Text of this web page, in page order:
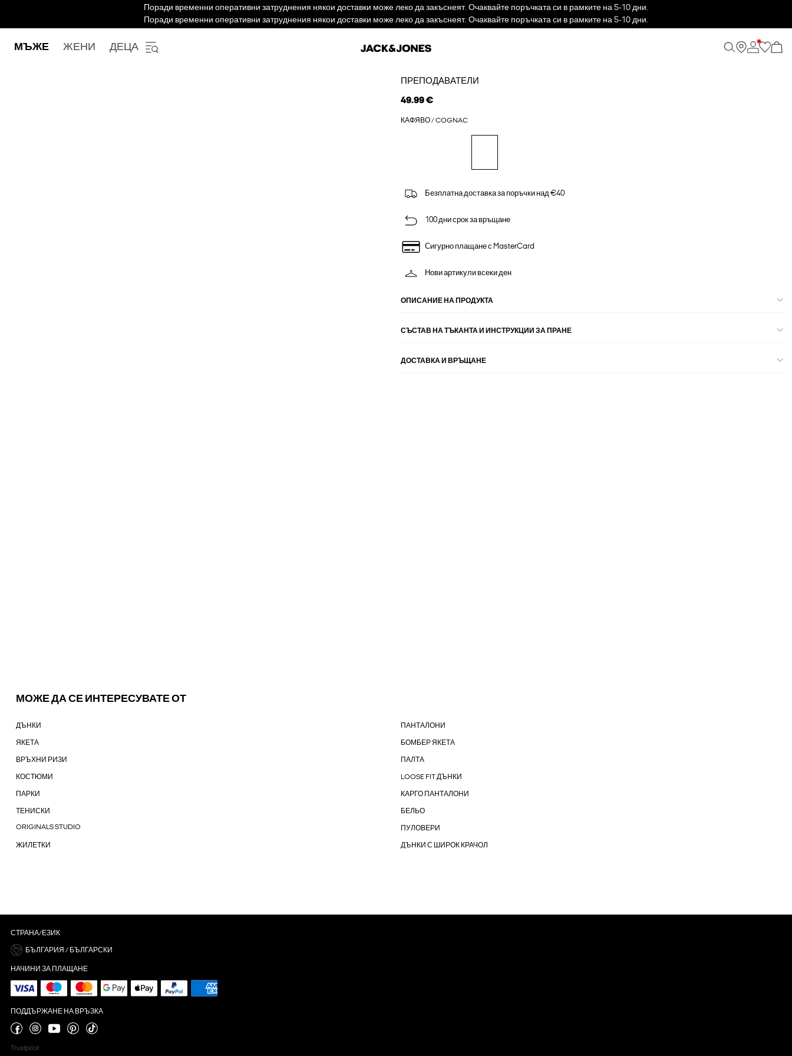
Поради временни оперативни затруднения някои доставки може леко да закъснеят. Очаквайте поръчката си в рамките на 5-10 дни.
Поради временни оперативни затруднения някои доставки може леко да закъснеят. Очаквайте поръчката си в рамките на 5-10 дни.
МЪЖЕ ЖЕНИ ДЕЦА
ПРЕПОДАВАТЕЛИ
49.99 €
КАФЯВО / COGNAC
Безплатна доставка за поръчки над €40
100 дни срок за връщане
Сигурно плащане с MasterCard
Нови артикули всеки ден
ОПИСАНИЕ НА ПРОДУКТА
СЪСТАВ НА ТЪКАНТА И ИНСТРУКЦИИ ЗА ПРАНЕ
ДОСТАВКА И ВРЪЩАНЕ
МОЖЕ ДА СЕ ИНТЕРЕСУВАТЕ ОТ
ДЪНКИ ПАНТАЛОНИ
ЯКЕТА БОМБЕР ЯКЕТА
ВРЪХНИ РИЗИ ПАЛТА
КОСТЮМИ LOOSE FIT ДЪНКИ
ПАРКИ КАРГО ПАНТАЛОНИ
ТЕНИСКИ БЕЛЬО
ORIGINALS STUDIO ПУЛОВЕРИ
ЖИЛЕТКИ ДЪНКИ С ШИРОК КРАЧОЛ
СТРАНА/ЕЗИК
БЪЛГАРИЯ / БЪЛГАРСКИ
НАЧИНИ ЗА ПЛАЩАНЕ
ПОДДЪРЖАНЕ НА ВРЪЗКА
Trustpilot